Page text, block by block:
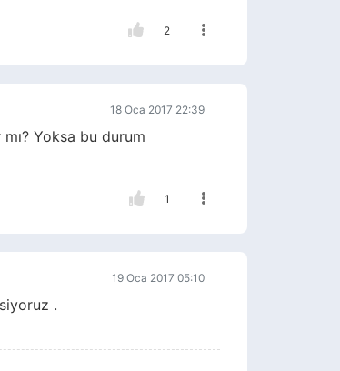
2
18 Oca 2017 22:39
Yoksa bu durum
1
19 Oca 2017 05:10
.